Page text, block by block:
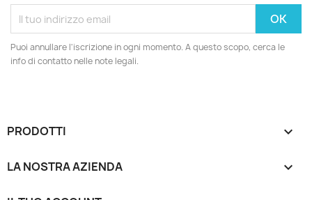
Puoi annullare l'iscrizione in ogni momento. A questo scopo, cerca le
info di contatto nelle note legali.
PRODOTTI 
LA NOSTRA AZIENDA 